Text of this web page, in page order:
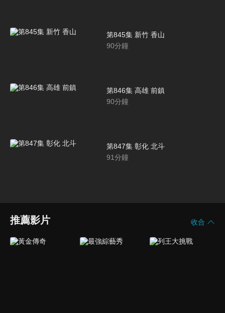
第845集 新竹 香山
90分鐘
第846集 高雄 前鎮
90分鐘
第847集 彰化 北斗
91分鐘
推薦影片 收合